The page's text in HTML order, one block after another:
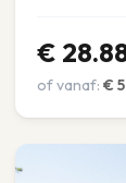
€
of vanaf: €